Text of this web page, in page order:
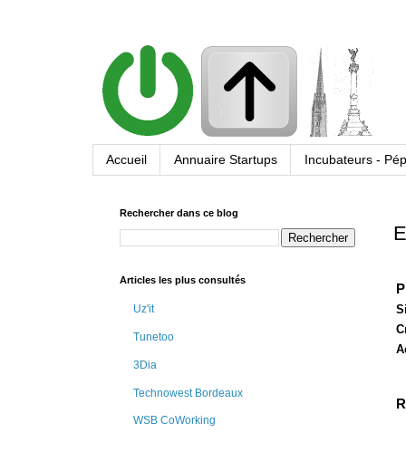
Accueil Annuaire Startups Incubateurs -
Rechercher dans ce blog
Articles les plus consultés
Uz'it
Tunetoo
3Dia
Technowest Bordeaux
WSB CoWorking